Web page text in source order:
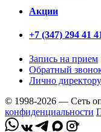
Акции
+7 (347) 294 41
Запись на прием
Обратный
Лично директору
© 1998-2026 — Сеть
конфиденциальности
*